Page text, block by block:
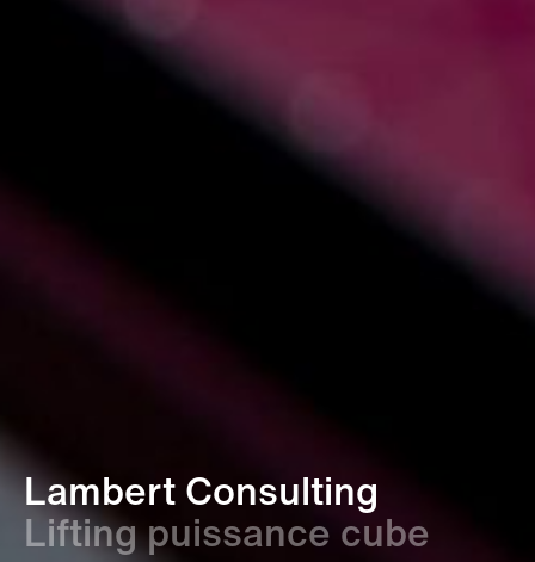
Lambert Consulting
Lifting puissance cube